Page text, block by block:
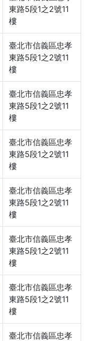
東路5段1之2號11
樓
臺北市信義區忠孝
東路5段1之2號11
樓
臺北市信義區忠孝
東路5段1之2號11
樓
臺北市信義區忠孝
東路5段1之2號11
樓
臺北市信義區忠孝
東路5段1之2號11
樓
臺北市信義區忠孝
東路5段1之2號11
樓
臺北市信義區忠孝
東路5段1之2號11
樓
臺北市信義區忠孝